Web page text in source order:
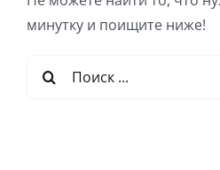
минутку и поищите ниже!
Результат
поиска: